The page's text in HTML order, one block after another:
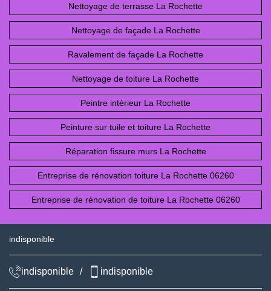
Nettoyage de terrasse La Rochette
Nettoyage de façade La Rochette
Ravalement de façade La Rochette
Nettoyage de toiture La Rochette
Peintre intérieur La Rochette
Peinture sur tuile et toiture La Rochette
Réparation fissure murs La Rochette
Entreprise de rénovation toiture La Rochette 06260
Entreprise de rénovation de toiture La Rochette 06260
indisponible
indisponible / indisponible